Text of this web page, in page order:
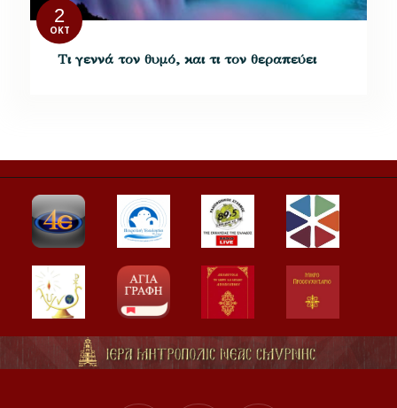
2
ΟΚΤ
Τι γεννά τον θυμό, και τι τον θεραπεύει